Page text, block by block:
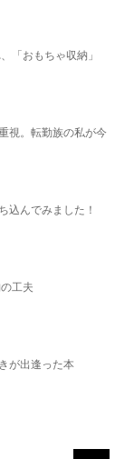
「おもちゃ収納」
視。転勤族の私が今
込んでみました！
の工夫
が出逢った本